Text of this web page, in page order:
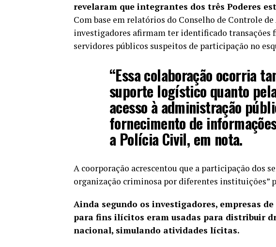
revelaram que integrantes dos três Poderes
Com base em relatórios do Conselho de Controle
investigadores afirmam ter identificado transações
servidores públicos suspeitos de participação no
“Essa colaboração ocorria
suporte logístico quanto
acesso à administração
fornecimento de
a Polícia Civil, em nota.
A coorporação acrescentou que a participação dos
organização criminosa por diferentes instituições”
Ainda segundo os investigadores, empresas
para fins ilícitos eram usadas para distribuir
nacional, simulando atividades lícitas.